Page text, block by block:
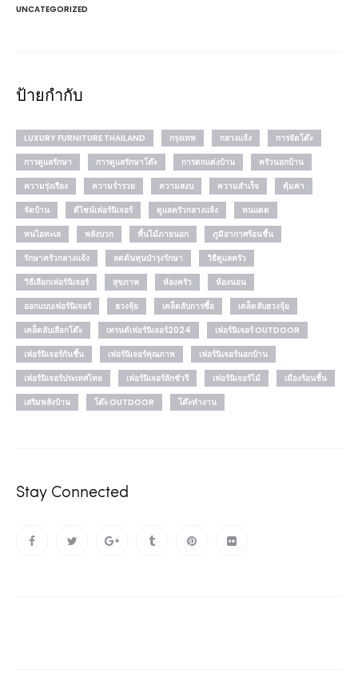
UNCATEGORIZED
ป้ายกำกับ
LUXURY FURNITURE THAILAND กรุงเทพ กลางแจ้ง
การจัดโต๊ะ
การดูแลรักษา
การดูแลรักษาโต๊ะ การตกแต่งบ้าน
ครัวนอกบ้าน
ความรุ่งเรือง
ความร่ำรวย ความสงบ ความสำเร็จ
คุ้มค่า
จัดบ้าน
ดีไซน์เฟอร์นิเจอร์ ดูแลครัวกลางแจ้ง
ทนแดด
ทนไอทะเล
พลังบวก พื้นไม้ภายนอก
ภูมิอากาศร้อนชื้น
รักษาครัวกลางแจ้ง
ลดต้นทุนบำรุงรักษา
วิธีดูแลครัว
วิธีเลือกเฟอร์นิเจอร์
สุขภาพ ห้องครัว
ห้องนอน
ออกแบบเฟอร์นิเจอร์
ฮวงจุ้ย เคล็ดลับการซื้อ
เคล็ดลับฮวงจุ้ย
เคล็ดลับเลือกโต๊ะ
เทรนด์เฟอร์นิเจอร์2024
เฟอร์นิเจอร์ OUTDOOR
เฟอร์นิเจอร์กันชื้น
เฟอร์นิเจอร์คุณภาพ
เฟอร์นิเจอร์นอกบ้าน
เฟอร์นิเจอร์ประเทศไทย
เฟอร์นิเจอร์ลักชัวรี เฟอร์นิเจอร์ไม้
เมืองร้อนชื้น
เสริมพลังบ้าน
โต๊ะ OUTDOOR โต๊ะทำงาน
Stay Connected